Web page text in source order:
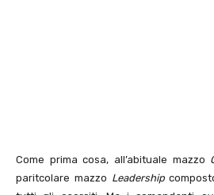
Come prima cosa, all’abituale mazzo
paritcolare mazzo Leadership